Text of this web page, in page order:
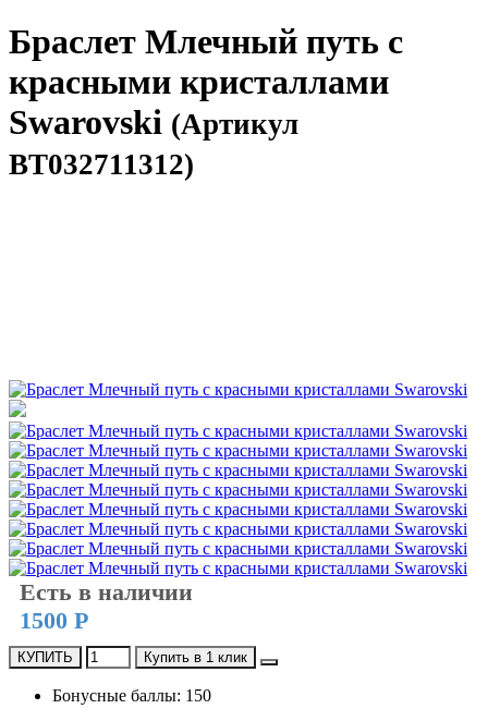
Браслет Млечный путь с
красными кристаллами
Swarovski (Артикул
BT032711312)
Есть в наличии
1500 Р
КУПИТЬ Купить в 1 клик
Бонусные баллы: 150